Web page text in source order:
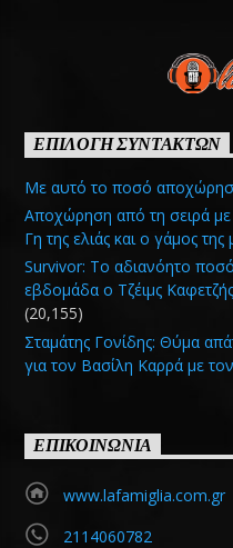
ΕΠΙΛΟΓΗ ΣΥΝΤΑΚΤΩΝ
Με αυτό το ποσό
Αποχώρηση από τη σειρά
Γη της ελιάς και ο γάμος
Survivor: Το αδιανόητο
εβδομάδα ο Τζέιμς
(20,155)
Σταμάτης Γονίδης: Θύμα
για τον Βασίλη Καρρά με
ΕΠΙΚΟΙΝΩΝΙΑ
www.lafamiglia.com.gr
2114060782